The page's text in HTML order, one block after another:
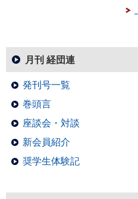
月刊 経団連
発刊号一覧
巻頭言
座談会・対談
新会員紹介
奨学生体験記